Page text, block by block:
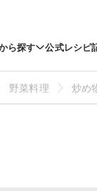
ら探す 公式レシピ
野菜料理 炒め